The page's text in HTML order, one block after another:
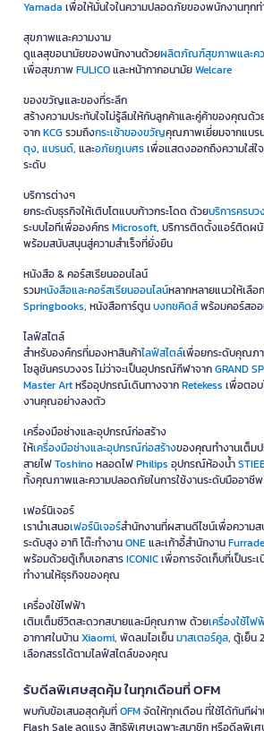
Yamada เพื่อให้มั่นใจในความปลอดภัยของพนักงานทุกท่
สุขภาพและความงาม
ดูแลสุขอนามัยของพนักงานด้วยผลิตภัณฑ์สุขภาพและค
เพื่อสุขภาพFULICOและหน้ากากอนามัยWelcare
ของขวัญและของที่ระลึก
สร้างความประทับใจไม่รู้ลืมให้กับลูกค้าและคู่ค้าของคุณด้ว
จากKCGรวมถึงกระเช้าของขวัญคุณภาพเยี่ยมจากแบร
ตุง, แบรนด์, และอภัยภูเบศรเพื่อแสดงออกถึงความใส่ใ
ระดับ
บริการต่างๆ
ยกระดับธุรกิจให้เติบโตแบบก้าวกระโดด ด้วยบริการครบว
ระบบไอทีเพื่อองค์กรMicrosoft, บริการติดตั้งแอร์ติดผ
พร้อมสนับสนุนสู่ความสำเร็จที่ยั่งยืน
หนังสือ & คอร์สเรียนออนไลน์
รวมหนังสือและคอร์สเรียนออนไลน์หลากหลายแนวให้เลือ
Springbooks, หนังสือการ์ตูนบงกชคิดส์พร้อมคอร์สออ
ไลฟ์สไตล์
สำหรับองค์กรที่มองหาสินค้าไลฟ์สไตล์เพื่อยกระดับคุณภ
โซลูชันครบวงจร ไม่ว่าจะเป็นอุปกรณ์กีฬาจากGRAND
Master Artหรืออุปกรณ์เดินทางจากRetekess เพื่อตอ
งานคุณอย่างลงตัว
เครื่องมือช่างและอุปกรณ์ก่อสร้าง
ให้เครื่องมือช่างและอุปกรณ์ก่อสร้างของคุณทำงานเต็ม
สายไฟToshinoหลอดไฟPhilips อุปกรณ์ห้องน้ำ
ทั้งคุณภาพและความปลอดภัยในการใช้งานระดับมืออาชีพ
เฟอร์นิเจอร์
เรานำเสนอเฟอร์นิเจอร์สำนักงานที่ผสานดีไซน์เพื่อความ
ระดับสูง อาทิ โต๊ะทำงานONEและเก้าอี้สำนักงาน
พร้อมด้วยตู้เก็บเอกสารICONICเพื่อการจัดเก็บที่เป็นระ
ทำงานให้ธุรกิจของคุณ
เครื่องใช้ไฟฟ้า
เติมเต็มชีวิตสะดวกสบายและมีคุณภาพ ด้วยเครื่องใช้ไฟ
อากาศในบ้านXiaomi, พัดลมไอเย็นมาสเตอร์คูล, ตู้เย็น
เลือกสรรได้ตามไลฟ์สไตล์ของคุณ
รับดีลพิเศษสุดคุ้ม ในทุกเดือนที่ OFM
พบกับข้อเสนอสุดคุ้มที่OFMจัดให้ทุกเดือน ที่ใช้ได้ทันทีผ่า
Flash Sale ลดแรง สิทธิพิเศษเฉพาะสมาชิก หรือดีลพิเ